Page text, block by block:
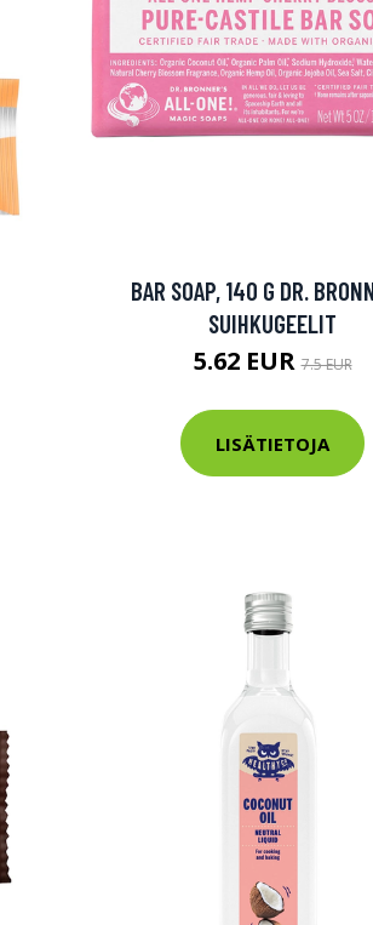
BAR SOAP, 140 G DR.
SUIHKUGEELIT
5.62 EUR7.5 EUR
LISÄTIETOJA